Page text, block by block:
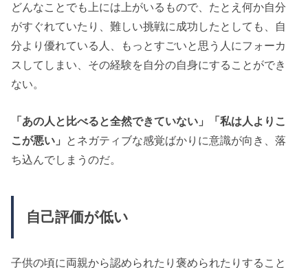
どんなことでも上には上がいるもので、たとえ何か自分
がすぐれていたり、難しい挑戦に成功したとしても、自
分より優れている人、もっとすごいと思う人にフォーカ
スしてしまい、その経験を自分の自身にすることができ
ない。
「あの人と比べると全然できていない」「私は人よりこ
こが悪い」 とネガティブな感覚ばかりに意識が向き、落
ち込んでしまうのだ。
自己評価が低い
子供の頃に両親から認められたり褒められたりすること